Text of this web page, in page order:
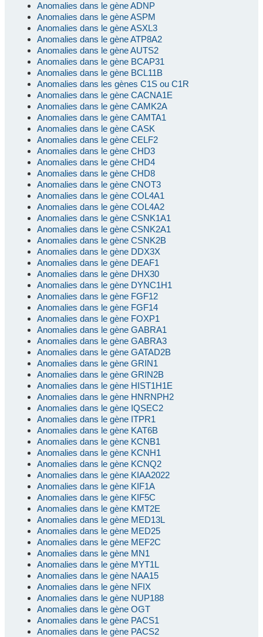
Anomalies dans le gène ADNP
Anomalies dans le gène ASPM
Anomalies dans le gène ASXL3
Anomalies dans le gène ATP8A2
Anomalies dans le gène AUTS2
Anomalies dans le gène BCAP31
Anomalies dans le gène BCL11B
Anomalies dans les gènes C1S ou C1R
Anomalies dans le gène CACNA1E
Anomalies dans le gène CAMK2A
Anomalies dans le gène CAMTA1
Anomalies dans le gène CASK
Anomalies dans le gène CELF2
Anomalies dans le gène CHD3
Anomalies dans le gène CHD4
Anomalies dans le gène CHD8
Anomalies dans le gène CNOT3
Anomalies dans le gène COL4A1
Anomalies dans le gène COL4A2
Anomalies dans le gène CSNK1A1
Anomalies dans le gène CSNK2A1
Anomalies dans le gène CSNK2B
Anomalies dans le gène DDX3X
Anomalies dans le gène DEAF1
Anomalies dans le gène DHX30
Anomalies dans le gène DYNC1H1
Anomalies dans le gène FGF12
Anomalies dans le gène FGF14
Anomalies dans le gène FOXP1
Anomalies dans le gène GABRA1
Anomalies dans le gène GABRA3
Anomalies dans le gène GATAD2B
Anomalies dans le gène GRIN1
Anomalies dans le gène GRIN2B
Anomalies dans le gène HIST1H1E
Anomalies dans le gène HNRNPH2
Anomalies dans le gène IQSEC2
Anomalies dans le gène ITPR1
Anomalies dans le gène KAT6B
Anomalies dans le gène KCNB1
Anomalies dans le gène KCNH1
Anomalies dans le gène KCNQ2
Anomalies dans le gène KIAA2022
Anomalies dans le gène KIF1A
Anomalies dans le gène KIF5C
Anomalies dans le gène KMT2E
Anomalies dans le gène MED13L
Anomalies dans le gène MED25
Anomalies dans le gène MEF2C
Anomalies dans le gène MN1
Anomalies dans le gène MYT1L
Anomalies dans le gène NAA15
Anomalies dans le gène NFIX
Anomalies dans le gène NUP188
Anomalies dans le gène OGT
Anomalies dans le gène PACS1
Anomalies dans le gène PACS2